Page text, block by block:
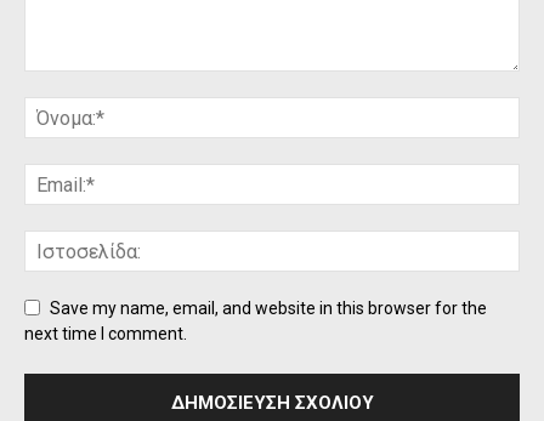
Save my name, email, and website in this browser for the
next time I comment.